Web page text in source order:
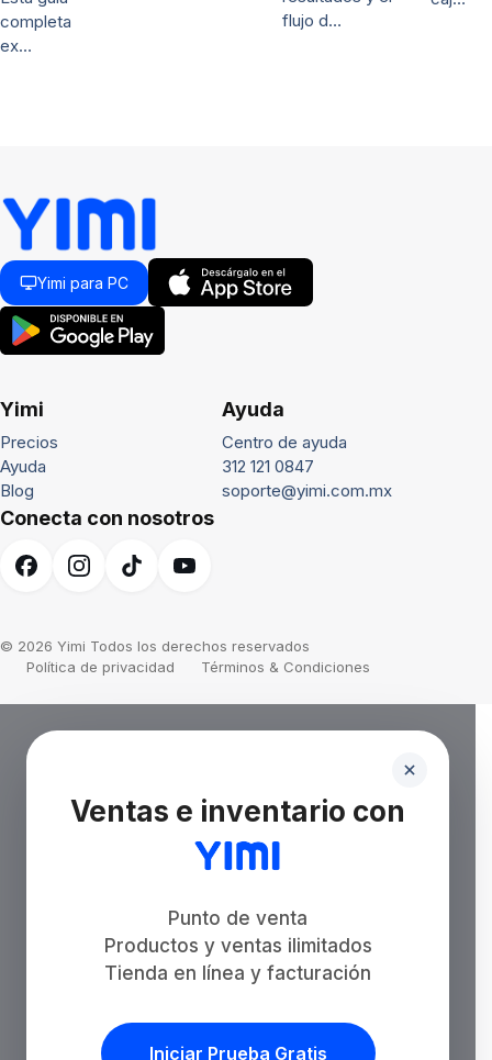
completa
ex…
flujo d…
Yimi para PC
Yimi
Precios
Ayuda
Blog
Ayuda
Centro de ayuda
312 121 0847
soporte@yimi.com.mx
Conecta con nosotros
© 2026 Yimi Todos los derechos reservados
Política de privacidad
Términos & Condiciones
Ventas e inventario con
Punto de venta
Productos y ventas ilimitados
Tienda en línea y facturación
Iniciar Prueba Gratis